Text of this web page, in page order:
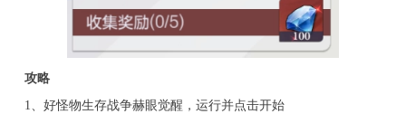
攻略
1、好怪物生存战争赫眼觉醒，运行并点击开始